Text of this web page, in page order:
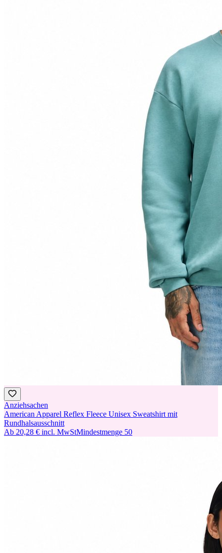
Anziehsachen
American Apparel Reflex Fleece Unisex Sweatshirt mit
Rundhalsausschnitt
Ab 20,28 € incl. MwStMindestmenge 50